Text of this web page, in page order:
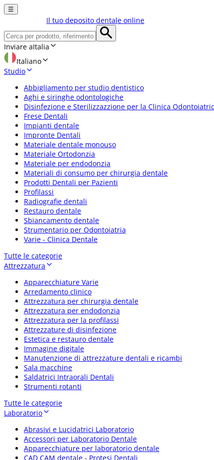
☰
Il tuo deposito dentale online
Inviare aItalia
Italiano
Studio
Abbigliamento per studio dentistico
Aghi e siringhe odontologiche
Disinfezione e Sterilizzazzione per la Clinica
Frese Dentali
Impianti dentale
Impronte Dentali
Materiale dentale monouso
Materiale Ortodonzia
Materiale per endodonzia
Materiali di consumo per chirurgia dentale
Prodotti Dentali per Pazienti
Profilassi
Radiografie dentali
Restauro dentale
Sbiancamento dentale
Strumentario per Odontoiatria
Varie - Clinica Dentale
Tutte le categorie
Attrezzatura
Apparecchiature Varie
Arredamento clinico
Attrezzatura per chirurgia dentale
Attrezzatura per endodonzia
Attrezzatura per la profilassi
Attrezzature di disinfezione
Estetica e restauro dentale
Immagine digitale
Manutenzione di attrezzature dentali e ricambi
Sala macchine
Saldatrici Intraorali Dentali
Strumenti rotanti
Tutte le categorie
Laboratorio
Abrasivi e Lucidatrici Laboratorio
Accessori per Laboratorio Dentale
Apparecchiature per laboratorio dentale
CAD CAM dentale - Protesi Dentali